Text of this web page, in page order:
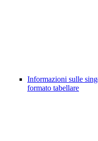
Informazioni sulle
formato tabellare